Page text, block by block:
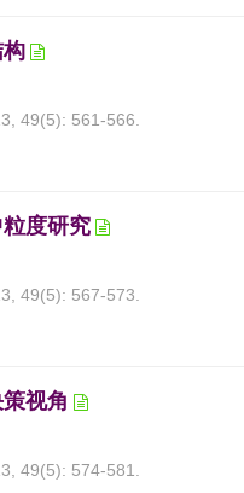
49(5): 561-566.
度研究
49(5): 567-573.
视角
49(5): 574-581.